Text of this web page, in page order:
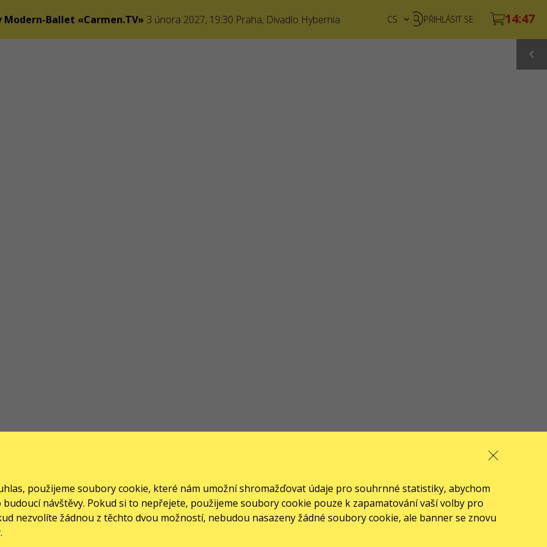
Modern-Ballet «Carmen.TV» 3 února 2027, 19:30 Praha, Divadlo Hybernia
CS
PŘIHLÁSIT SE
použijeme soubory cookie, které nám umožní shromažďovat údaje pro souhrnné statistiky, abychom
návštěvy. Pokud si to nepřejete, použijeme soubory cookie pouze k zapamatování vaší volby pro
nezvolíte žádnou z těchto dvou možností, nebudou nasazeny žádné soubory cookie, ale banner se znovu